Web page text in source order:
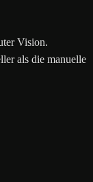
Vision.
als die manuelle